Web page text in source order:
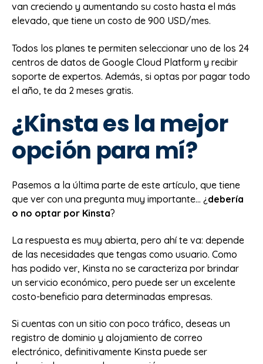
van creciendo y aumentando su costo hasta el más
elevado, que tiene un costo de 900 USD/mes.
Todos los planes te permiten seleccionar uno de los 24
centros de datos de Google Cloud Platform y recibir
soporte de expertos. Además, si optas por pagar todo
el año, te da 2 meses gratis.
¿Kinsta es la mejor
opción para mí?
Pasemos a la última parte de este artículo, que tiene
que ver con una pregunta muy importante… ¿ debería
o no optar por Kinsta?
La respuesta es muy abierta, pero ahí te va: depende
de las necesidades que tengas como usuario. Como
has podido ver, Kinsta no se caracteriza por brindar
un servicio económico, pero puede ser un excelente
costo-beneficio para determinadas empresas.
Si cuentas con un sitio con poco tráfico, deseas un
registro de dominio y alojamiento de correo
electrónico, definitivamente Kinsta puede ser